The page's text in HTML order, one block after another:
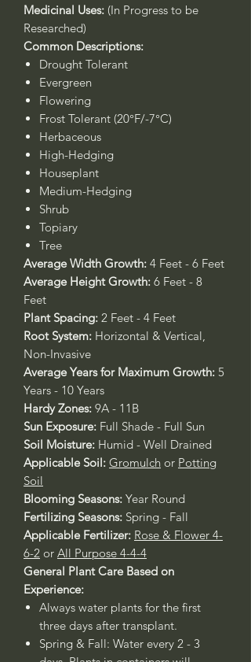
Medicinal Uses: (In Progress to be
Researched)
Common Descriptions:
Drought Tolerant
Evergreen
Flowering
Frost Tolerant (20°F/-7°C)
Herbaceous
High-Hedging
Houseplant
Medium-Hedging
Shrub
Topiary
Tree
Average Width Growth: 4 Feet - 6 Feet
Average Height Growth: 6 Feet - 8
Feet
Plant Spacing: 2 Feet - 4 Feet
Root System: Horizontal & Vertical,
Non-Invasive
Average Years for Maximum Growth: 5
Years - 10 Years
Hardy Zones: 9A - 11B
Sun Exposure: Full Shade - Full Sun
Soil Moisture: Humid - Well Drained
Applicable Soil: Gromulch or Potting
Soil
Blooming Seasons: Year Round
Fertilizing Seasons: Spring - Fall
Applicable Fertilizer: Rose & Flower 4-
6-2 or All Purpose 4-4-4
General Plant Care Based on
Experience:
Always water plants for the first
three days after transplant.
Spring & Fall: Water every 2 - 3